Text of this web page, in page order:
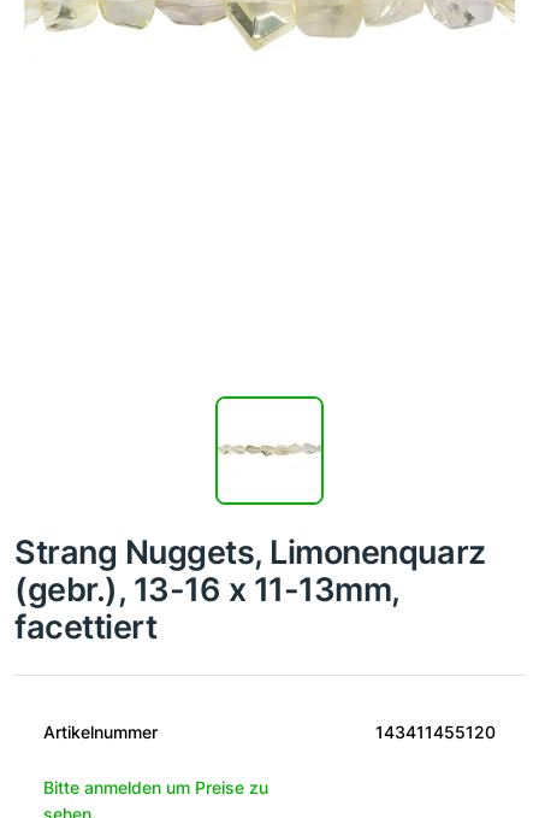
Strang Nuggets, Limonenquarz
(gebr.), 13-16 x 11-13mm,
facettiert
Artikelnummer 143411455120
Bitte anmelden um Preise zu